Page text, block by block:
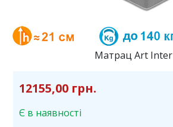
Матрац Art Inter
12155,00 грн.
Є в наявності